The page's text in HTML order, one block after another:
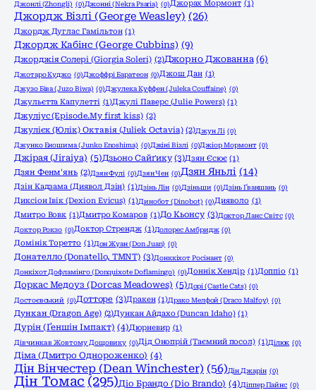
Джонлі (Zhongli) (0)Джонні (Nekra Psaria) (0)Джорах Мормонт (1)
Джордж Візлі (George Weasley) (26)
Джордж Дуглас Гамільтон (1)
Джордж Кабінс (George Cubbins) (9)
Джорджія Солері (Giorgia Soleri) (2)Джорно Джованна (6)
Джотаро Куджо (0)Джоффрі Баратеон (0)Джош Дан (1)
Джузо Біва (Juzo Biwa) (0)Джулека Куффен (Juleka Couffaine) (0)
Джульєтта Капулетті (1)Джулі Паверс (Julie Powers) (1)
Джуліус (Episode.My first kiss) (2)
Джулієк (Юлік) Октавія (Juliek Octavia) (2)Джун Лі (0)
Джунко Еношима (Junko Enoshima) (0)Джіні Візлі (0)Джіор Мормонт (0)
Джірая (Jiraiya) (5)Дзьоно Сайґику (3)Дзян Єсює (1)
Дзян Фенм'янь (2)Дзян Фулі (0)Дзян Чен (0)Дзян Яньлі (14)
Дзін Кадзама (Диявол Дзін) (1)Дзінь Лін (0)Дзіньши (0)Дзінь Ґваншань (0)
Диксіон Івік (Dexion Evicus) (1)Динобот (Dinobot) (0)Дияволо (1)
Дмитро Вовк (1)Дмитро Комаров (1)До Кьонсу (3)Доктор Ланс Світс (0)
Доктор Рокзо (0)Доктор Стрендж (1)Долорес Амбридж (0)
Домінік Торетто (1)Дон Жуан (Don Juan) (0)
Донателло (Donatello, TMNT) (3)Донккіхот Росінант (0)
Донкіхот Дофламінго (Donquixote Doflamingo) (0)Доннік Хендір (1)Доппіо (1)
Доркас Медоуз (Dorcas Meadowes) (5)Дорі (Castle Cats) (0)
Достоєвський (0)Дотторе (3)Дракен (1)Драко Мелфой (Draco Malfoy) (0)
Дункан (Dragon Age) (2)Дункан Айдахо (Duncan Idaho) (1)
Дурін (Ґеншін Імпакт) (4)Дюрневир (1)
Дівчинка в Жовтому Дощовику (0)Дід Онопрій (Таємний посол) (1)Ділюк (0)
Діма (Дмитро Однороженко) (4)
Дін Вінчестер (Dean Winchester) (56)Дін Джарін (0)
Дін Томас (295)Діо Брандо (Dio Brando) (4)Діппер Пайнс (0)